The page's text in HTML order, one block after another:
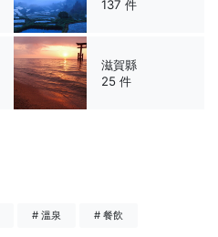
137 件
滋賀縣
25 件
# 溫泉 # 餐飲